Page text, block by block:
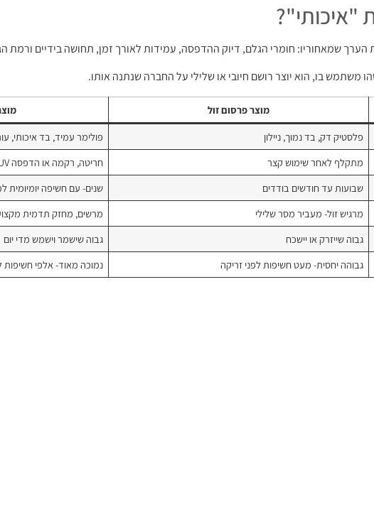
"איכותי"?
שמאחוריו: חומרי הגלם, דיוק ההדפסה, עמידות לאורך זמן, תחושה בידיים ורמת
בו, הוא יוצר רושם חיובי או שלילי על החברה שנתנה אותו.
מוצר פרסום זול
פלסטיק דק, בד נמוך, ניילון
פולימר עמיד, בד איכותי,
מתקלף לאחר שימוש קצר
חריטה, רקמה או הדפסה UV עמידה
שבועות עד חודשים בודדים
שנים- עם חשיפה יומיומית
מרגיש זול- מעביר מסר שלילי
מרשים, מחזק תדמית
גבוה שייזרק או יישכח
גבוה שישמר וישמש מדי יום
גבוהה יחסית- מעט חשיפות לפני זריקה נמוכה מאוד- אלפי חשיפות